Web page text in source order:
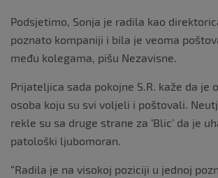
Podsjetimo, Sonja je radila kao
poznato kompaniji i bila je veoma
među kolegama, pišu Nezavisne.
Prijateljica sada pokojne S.R. kaže da je
osoba koju su svi voljeli i poštovali.
rekle su sa druge strane za ‘Blic’ da je
patološki ljubomoran.
“Radila je na visokoj poziciji u jednoj